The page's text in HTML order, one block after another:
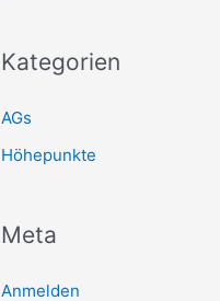
Kategorien
AGs
Höhepunkte
Meta
Anmelden